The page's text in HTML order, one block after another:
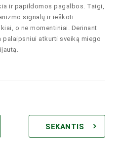
ir papildomos pagalbos. Taigi,
signalų ir ieškoti
o ne momentiniai. Derinant
atkurti sveiką miego
SEKANTIS